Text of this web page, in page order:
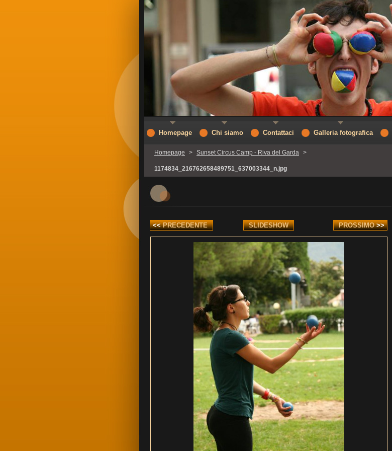
Homepage > Sunset Circus Camp - Riva del Garda >
1174834_216762658489751_637003344_n.jpg
<< PRECEDENTE SLIDESHOW PROSSIMO >>
Homepage Chi siamo Contattaci Galleria fotografica